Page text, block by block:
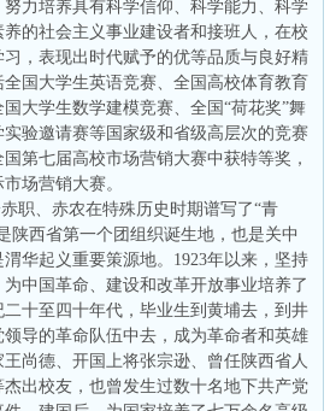
力培养具有科学信仰、科学能力、科学
的社会主义事业建设者和接班人，在校
，表现出时代赋予的优等品质与良好精
国大学生英语竞赛、全国高校体育教育
大学生数学建模竞赛、全国“荷花奖”舞
验邀请赛等国家级和省级高层次的竞赛
第七届高校市场营销大赛中获特等奖，
场营销大赛。
职、赤农在特殊历史时期谱写了“青
陕西省第一个团组织诞生地，也是关中
华起义重要策源地。1923年以来，坚持
中国革命、建设和改革开放事业培养了
十至四十年代，毕业生到黄埔去，到井
导的革命队伍中去，成为革命者和英雄
尚德、开国上将张宗逊、曾任陕西省人
出校友，也曾发生过数十名地下共产党